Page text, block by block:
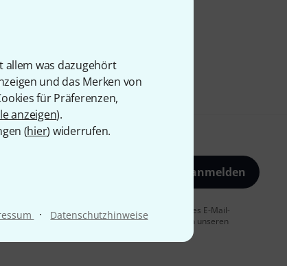
allem was dazugehört
und das Merken von
für Präferenzen,
anzeigen).
(hier) widerrufen.
· Datenschutzhinweise
Jetzt anmelden
Erhalt von E-Mail-Werbung und einer Messung des E-Mail-
möglich. Weitere Informationen finden Sie in unseren